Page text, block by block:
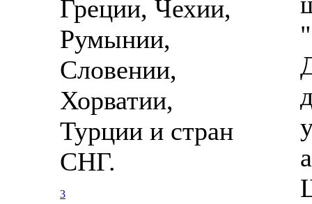
Греции, Чехии,
Румынии,
Словении,
Хорватии,
Турции и стран
СНГ.
3